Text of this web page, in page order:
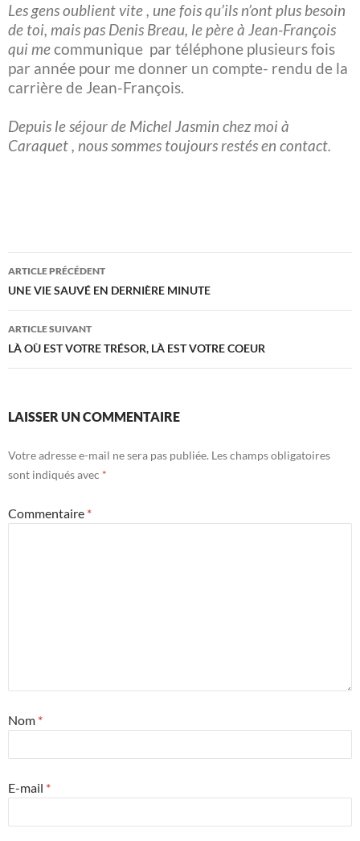
Les gens oublient vite , une fois qu’ils n’ont plus besoin
de toi, mais pas Denis Breau, le père à Jean-François
qui mecommunique par téléphone plusieurs fois
par année pour me donner un compte- rendu de la
carrière de Jean-François.
Depuis le séjour de Michel Jasmin chez moi à
Caraquet , nous sommes toujours restés en contact.
Navigation
des
articles
ARTICLE PRÉCÉDENT
UNE VIE SAUVÉ EN DERNIÈRE MINUTE
ARTICLE SUIVANT
LÀ OÙ EST VOTRE TRÉSOR, LÀ EST VOTRE COEUR
LAISSER UN COMMENTAIRE
Votre adresse e-mail ne sera pas publiée. Les champs obligatoires
sont indiqués avec *
Commentaire *
Nom *
E-mail *